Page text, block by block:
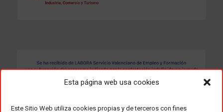
Esta página web usa cookies
Este Sitio Web utiliza cookies propias y de terceros con fines